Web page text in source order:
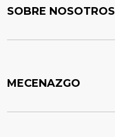
SOBRE NOSOTROS
MECENAZGO